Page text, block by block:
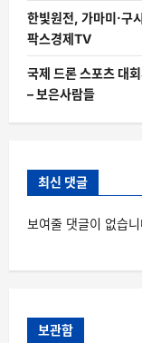
한빛원전, 가마미·구
팍스경제TV
국제 드론 스포츠 대
– 보은사람들
최신 댓글
보여줄 댓글이 없습
보관함